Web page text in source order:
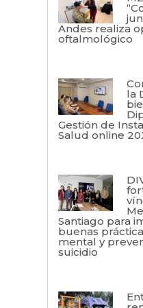
Andes realiza
oftalmológico
la
Gestión de
Salud online
Santiago para
buenas
mental y
suicidio